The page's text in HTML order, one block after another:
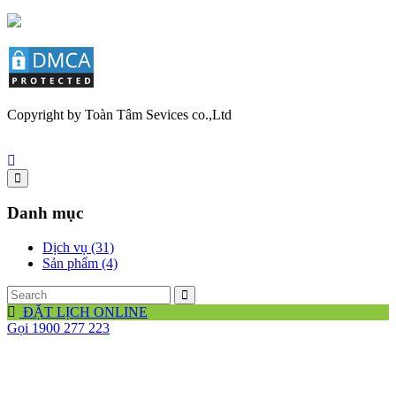
Copyright by Toàn Tâm Sevices co.,Ltd
Danh mục
Dịch vụ (31)
Sản phẩm (4)
ĐẶT LỊCH ONLINE
Gọi 1900 277 223